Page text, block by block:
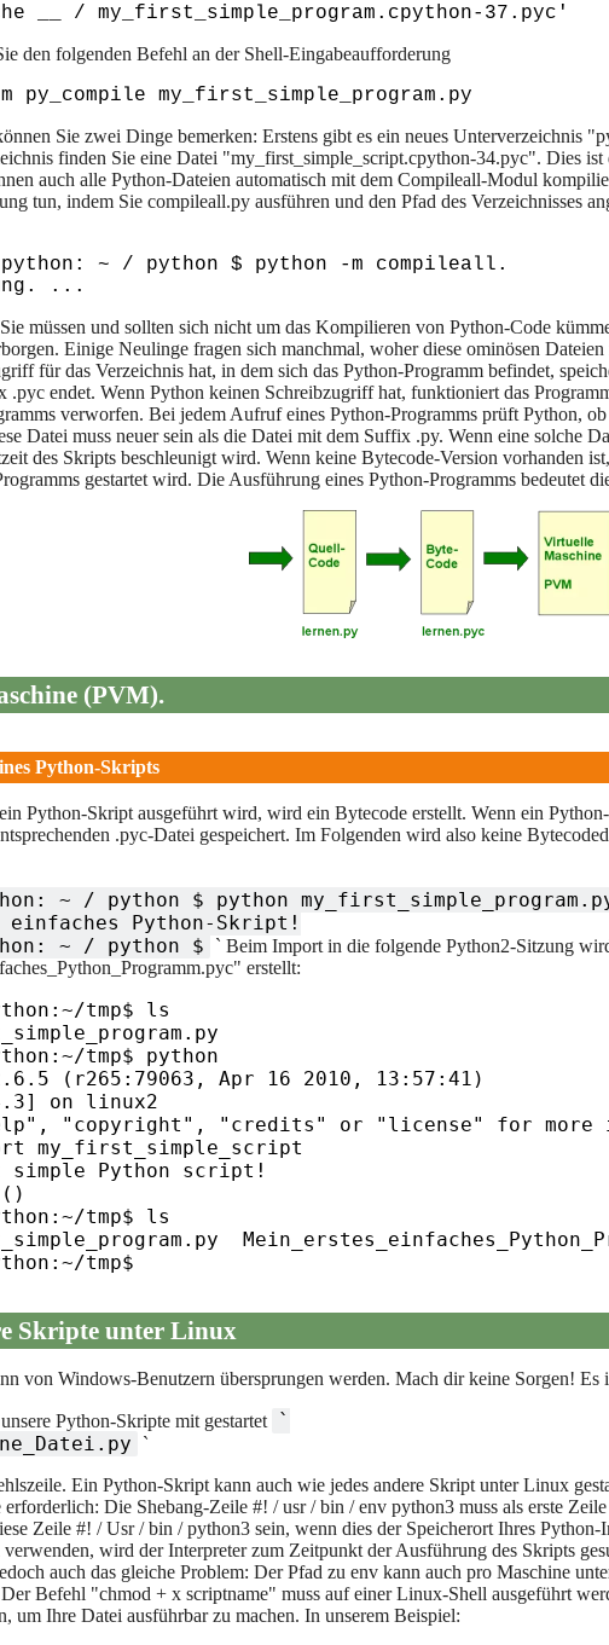
den folgenden Befehl an der Shell-Eingabeaufforderung
Sie zwei Dinge bemerken: Erstens gibt es ein neues Unterverzeichnis
finden Sie eine Datei "my_first_simple_script.cpython-34.pyc". Dies
auch alle Python-Dateien automatisch mit dem Compileall-Modul
tun, indem Sie compileall.py ausführen und den Pfad des Verzeichnisses
python: ~ / python $ python -m compileall.
müssen und sollten sich nicht um das Kompilieren von Python-Code
Einige Neulinge fragen sich manchmal, woher diese ominösen
für das Verzeichnis hat, in dem sich das Python-Programm befindet,
.pyc endet. Wenn Python keinen Schreibzugriff hat, funktioniert das
verworfen. Bei jedem Aufruf eines Python-Programms prüft Python,
Datei muss neuer sein als die Datei mit dem Suffix .py. Wenn eine solche
des Skripts beschleunigt wird. Wenn keine Bytecode-Version vorhanden
gestartet wird. Die Ausführung eines Python-Programms bedeutet
(PVM).
Python-Skripts
Python-Skript ausgeführt wird, wird ein Bytecode erstellt. Wenn ein
.pyc-Datei gespeichert. Im Folgenden wird also keine
~ / python $ python
einfaches Python-Skript!
~ / python $
` Beim Import in die folgende Python2-Sitzung
erstellt:
tmp$ ls
tmp$ python
(r265:79063, Apr 16 2010, 13:57:41)
on linux2
"copyright", "credits" or "license" for more
my_first_simple_script
Python script!
tmp$ ls
tmp$
Skripte unter Linux
von Windows-Benutzern übersprungen werden. Mach dir keine Sorgen! Es
Python-Skripte mit gestartet
`
`
Ein Python-Skript kann auch wie jedes andere Skript unter Linux
Die Shebang-Zeile #! / usr / bin / env python3 muss als erste
Zeile #! / Usr / bin / python3 sein, wenn dies der Speicherort Ihres Python-
verwenden, wird der Interpreter zum Zeitpunkt der Ausführung des Skripts
auch das gleiche Problem: Der Pfad zu env kann auch pro Maschine
Befehl "chmod + x scriptname" muss auf einer Linux-Shell ausgeführt
um Ihre Datei ausführbar zu machen. In unserem Beispiel: